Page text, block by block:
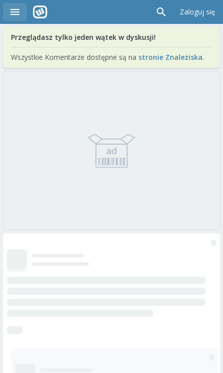
Zaloguj się
Przeglądasz tylko jeden wątek w dyskusji!
Wszystkie Komentarze dostępne są na stronie Znaleziska.